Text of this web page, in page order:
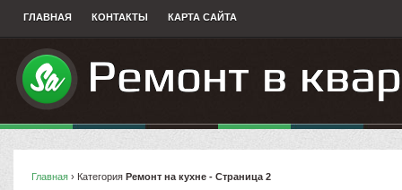
ГЛАВНАЯ КОНТАКТЫ КАРТА САЙТА
Главная › Категория Ремонт на кухне - Страница 2